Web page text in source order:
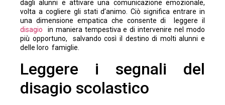
dagli alunni e attivare una comunicazione emozionale,
volta a cogliere gli stati d’animo. Ciò significa entrare in
una dimensione empatica che consente di leggere il
disagio
in maniera tempestiva e di intervenire nel modo
più opportuno, salvando così il destino di molti alunni e
delle loro famiglie.
Leggere i segnali del
disagio scolastico